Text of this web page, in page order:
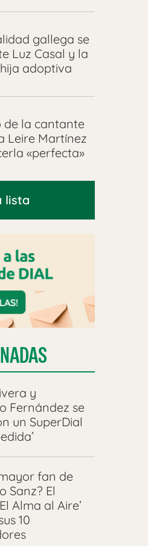
gallega se
Luz Casal y la
adoptiva
de la cantante
Leire Martínez
«perfecta»
lista
y
Fernández se
un SuperDial
fan de
Sanz? El
Alma al Aire’
10